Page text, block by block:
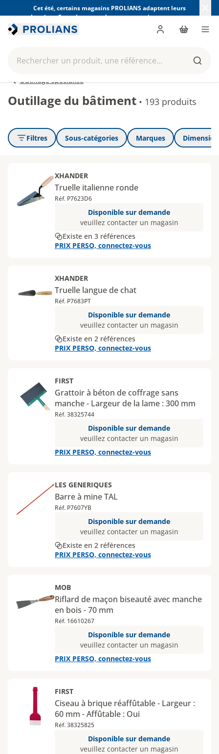
Cet été, certains magasins PROLIANS adaptent leurs
horaires. Consultez ceux de votre magasin avant votre
visite.
Rechercher un produit, une référence...
Panier
Outillage spécialisé
Outillage du bâtiment • 193 produits
Filtres Sous-catégories Marques
XHANDER
Truelle italienne ronde
Réf. P7623D6
Disponible sur demande
veuillez contacter un magasin
Existe en 3 références
PRIX PERSO, connectez-vous
XHANDER
Truelle langue de chat
Réf. P7683PT
Disponible sur demande
veuillez contacter un magasin
Existe en 2 références
PRIX PERSO, connectez-vous
FIRST
Grattoir à béton de coffrage sans
manche - Largeur de la lame : 300 mm
Réf. 38325744
Disponible sur demande
veuillez contacter un magasin
PRIX PERSO, connectez-vous
LES GENERIQUES
Barre à mine TAL
Réf. P7607YB
Disponible sur demande
veuillez contacter un magasin
Existe en 2 références
PRIX PERSO, connectez-vous
MOB
Riflard de maçon biseauté avec manche
en bois - 70 mm
Réf. 16610267
Disponible sur demande
veuillez contacter un magasin
PRIX PERSO, connectez-vous
FIRST
Ciseau à brique réaffûtable - Largeur :
60 mm - Affûtable : Oui
Réf. 38325825
Disponible sur demande
veuillez contacter un magasin